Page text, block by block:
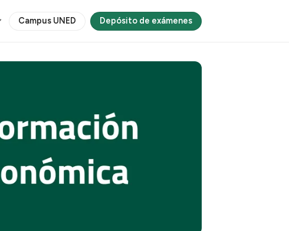
Campus UNED Depósito de exámenes